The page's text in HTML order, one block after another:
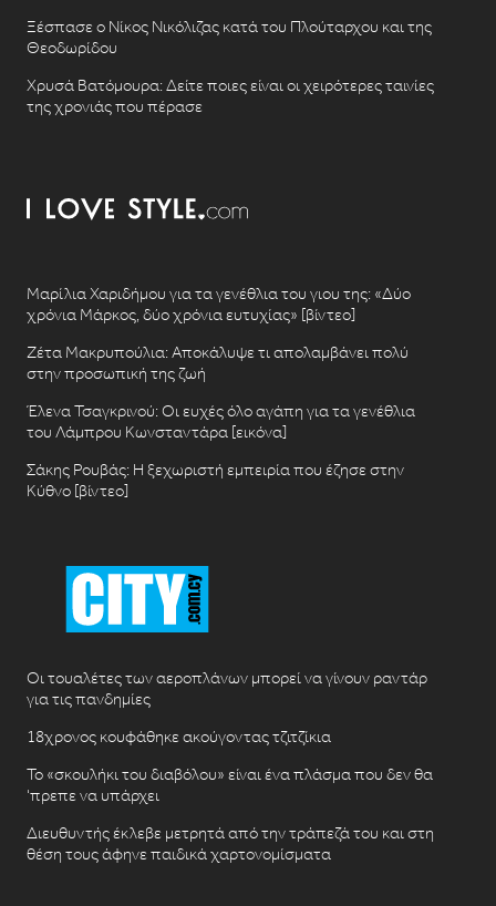
Ξέσπασε ο Νίκος Νικόλιζας κατά του Πλούταρχου και της
Θεοδωρίδου
Χρυσά Βατόμουρα: Δείτε ποιες είναι οι χειρότερες ταινίες
της χρονιάς που πέρασε
Μαρίλια Χαριδήμου για τα γενέθλια του γιου της: «Δύο
χρόνια Μάρκος, δύο χρόνια ευτυχίας» [βίντεο]
Ζέτα Μακρυπούλια: Αποκάλυψε τι απολαμβάνει πολύ
στην προσωπική της ζωή
Έλενα Τσαγκρινού: Οι ευχές όλο αγάπη για τα γενέθλια
του Λάμπρου Κωνσταντάρα [εικόνα]
Σάκης Ρουβάς: Η ξεχωριστή εμπειρία που έζησε στην
Κύθνο [βίντεο]
Οι τουαλέτες των αεροπλάνων μπορεί να γίνουν ραντάρ
για τις πανδημίες
18χρονος κουφάθηκε ακούγοντας τζιτζίκια
Το «σκουλήκι του διαβόλου» είναι ένα πλάσμα που δεν θα
‘πρεπε να υπάρχει
Διευθυντής έκλεβε μετρητά από την τράπεζά του και στη
θέση τους άφηνε παιδικά χαρτονομίσματα